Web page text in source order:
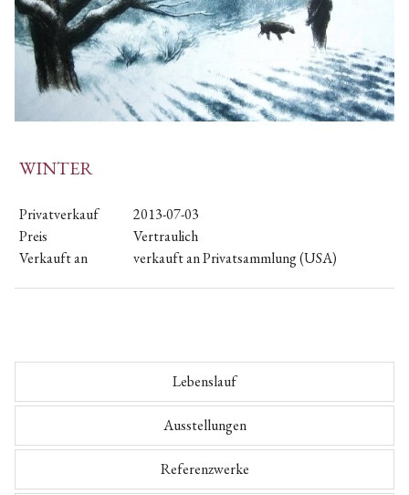
WINTER
Privatverkauf
2013-07-03
Preis
Vertraulich
Verkauft an
verkauft an Privatsammlung (USA)
Lebenslauf
Ausstellungen
Referenzwerke